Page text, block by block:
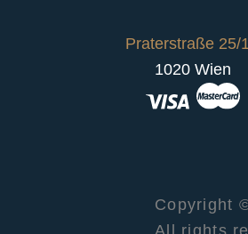
Praterstraße 25/
1020 Wien
Copyright